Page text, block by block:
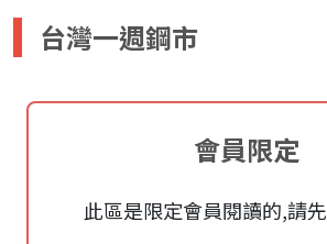
台灣一週鋼市
會員限定
此區是限定會員閱讀的,請先